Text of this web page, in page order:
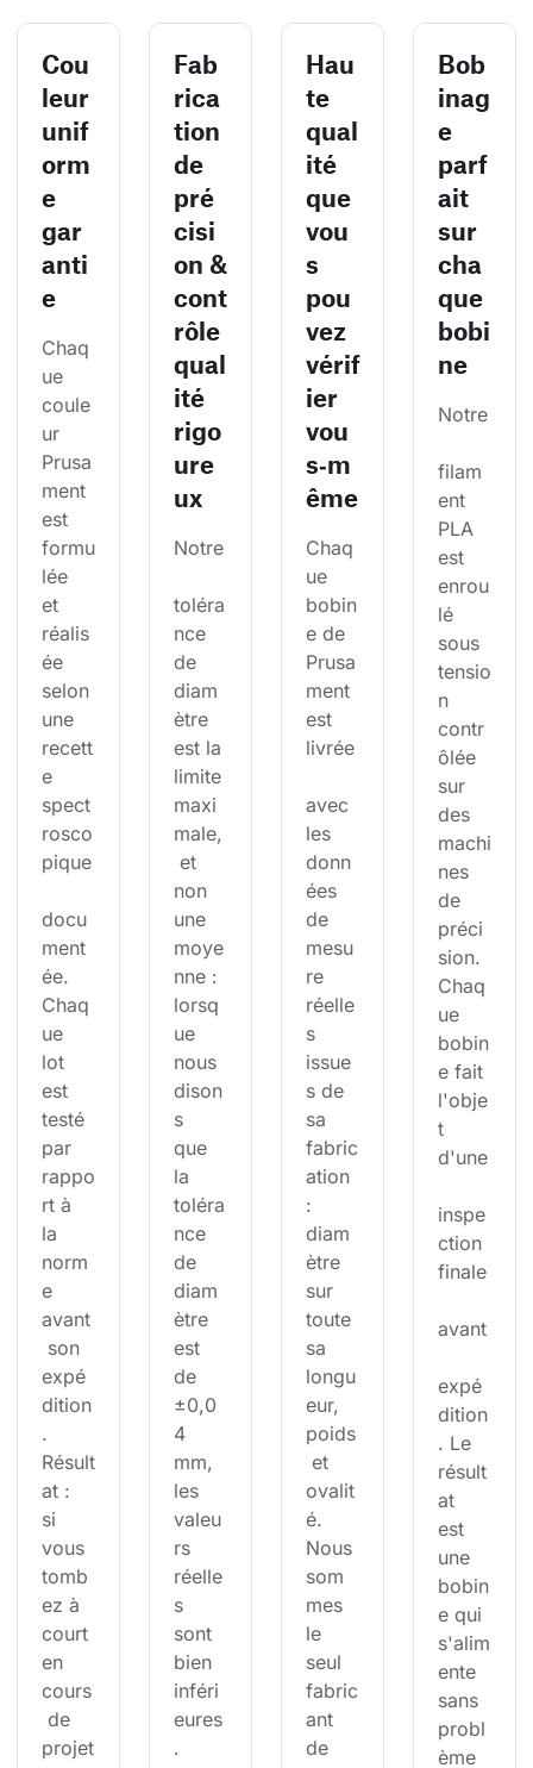
Cou
leur
unif
orm
e
gar
anti
e
Chaq
ue
coule
ur
Prusa
ment
est
formu
lée
et
réalis
ée
selon
une
recett
e
spect
rosco
pique
docu
ment
ée.
Chaq
ue
lot
est
testé
par
rappo
rt à
la
norm
e
avant
son
expé
dition
.
Résult
at :
si
vous
tomb
ez à
court
en
cours
de
projet
Fab
rica
tion
de
pré
cisi
on &
cont
rôle
qual
ité
rigo
ure
ux
Notre
toléra
nce
de
diam
ètre
est la
limite
maxi
male,
et
non
une
moye
nne :
lorsq
ue
nous
dison
s
que
la
toléra
nce
de
diam
ètre
est
de
±0,0
4
mm,
les
valeu
rs
réelle
s
sont
bien
inféri
eures
.
Hau
te
qual
ité
que
vou
s
pou
vez
vérif
ier
vou
s‑m
ême
Chaq
ue
bobin
e de
Prusa
ment
est
livrée
avec
les
donn
ées
de
mesu
re
réelle
s
issue
s de
sa
fabric
ation
:
diam
ètre
sur
toute
sa
longu
eur,
poids
et
ovalit
é.
Nous
som
mes
le
seul
fabric
ant
de
Bob
inag
e
parf
ait
sur
cha
que
bobi
ne
Notre
filam
ent
PLA
est
enrou
lé
sous
tensio
n
contr
ôlée
sur
des
machi
nes
de
préci
sion.
Chaq
ue
bobin
e fait
l'obje
t
d'une
inspe
ction
finale
avant
expé
dition
. Le
résult
at
est
une
bobin
e qui
s'alim
ente
sans
probl
ème